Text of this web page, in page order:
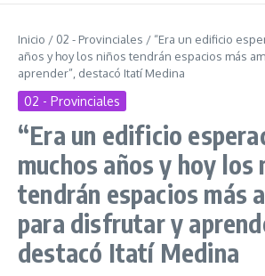
Inicio / 02 - Provinciales / “Era un edificio
años y hoy los niños tendrán espacios más
aprender”, destacó Itatí Medina
02 - Provinciales
“Era un edificio
muchos años y hoy los
tendrán espacios más
para disfrutar y
destacó Itatí Medina